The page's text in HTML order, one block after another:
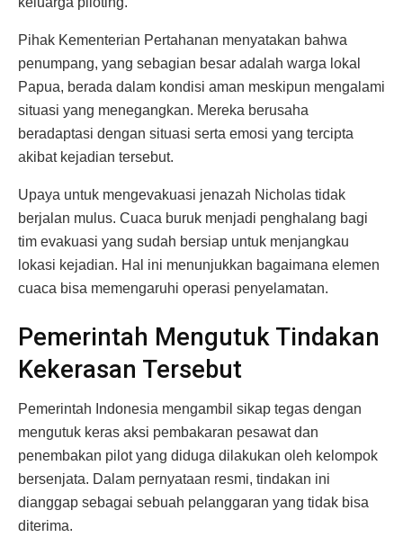
Pihak Kementerian Pertahanan menyatakan bahwa
penumpang, yang sebagian besar adalah warga lokal
Papua, berada dalam kondisi aman meskipun mengalami
situasi yang menegangkan. Mereka berusaha
beradaptasi dengan situasi serta emosi yang tercipta
akibat kejadian tersebut.
Upaya untuk mengevakuasi jenazah Nicholas tidak
berjalan mulus. Cuaca buruk menjadi penghalang bagi
tim evakuasi yang sudah bersiap untuk menjangkau
lokasi kejadian. Hal ini menunjukkan bagaimana elemen
cuaca bisa memengaruhi operasi penyelamatan.
Pemerintah Mengutuk Tindakan
Kekerasan Tersebut
Pemerintah Indonesia mengambil sikap tegas dengan
mengutuk keras aksi pembakaran pesawat dan
penembakan pilot yang diduga dilakukan oleh kelompok
bersenjata. Dalam pernyataan resmi, tindakan ini
dianggap sebagai sebuah pelanggaran yang tidak bisa
diterima.